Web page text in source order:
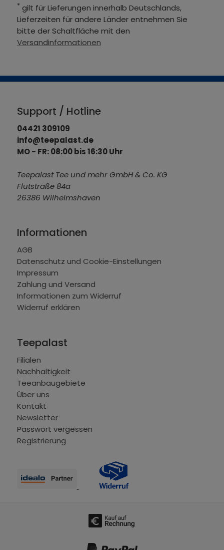
* gilt für Lieferungen innerhalb Deutschlands,
Lieferzeiten für andere Länder entnehmen Sie
bitte der Schaltfläche mit den
Versandinformationen
Support / Hotline
04421 309109
info@teepalast.de
MO - FR: 08:00 bis 16:30 Uhr
Teepalast Tee und mehr GmbH & Co. KG
Flutstraße 84a
26386 Wilhelmshaven
Informationen
AGB
Datenschutz und Cookie-Einstellungen
Impressum
Zahlung und Versand
Informationen zum Widerruf
Widerruf erklären
Teepalast
Filialen
Nachhaltigkeit
Teeanbaugebiete
Über uns
Kontakt
Newsletter
Passwort vergessen
Registrierung